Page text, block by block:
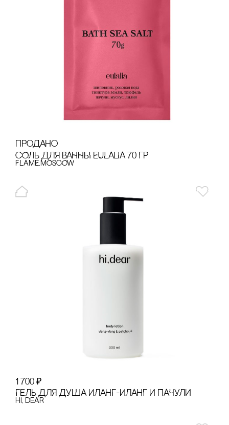
продано
сОЛЬ ДЛЯ ВАННЫ EULALIA 70 ГР
FLAME.MOSCOW
1 700 ₽
ГЕЛЬ ДЛЯ ДУША ИЛАНГ-ИЛАНГ И ПАЧУЛИ
hi, dear